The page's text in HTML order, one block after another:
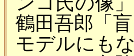
鶴田吾郎「
モデルにも